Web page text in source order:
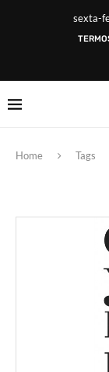
sexta-
Home Tags